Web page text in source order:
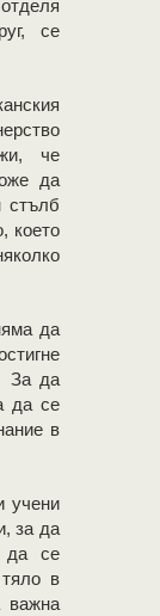
се
че
да
стълб
което
да
За да
да се
в
учени
за да
да се
в
важна